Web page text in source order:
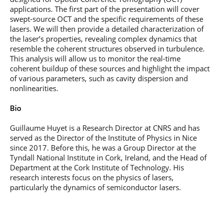
S’engager à Télécom
Numérique
responsable : nos
élèves impliqués
Parcours Numérique
Responsable
Enquête 1er emploi
Corps des Mines
Parcours Talents : un
Double Diplôme
donnant accès aux
Corps techniques de
l’État
Artificielle en
alternance
(admissions closes)
Expert
cybersécurité des
réseaux et des
systèmes
d’information
Intelligence
Intelligence
Artificielle
multimodale et
autonome
Je suis élève en
situation de
handicap, comment
faire ?
Vous êtes admis,
préparez votre
arrivée
Financement
Brochures &
contacts
Événements des
formations de
Mastère Spécialisé
professionnel
• Journaliste
• Diplômé
• Créateur d’entreprise
applications. The first part of the presentation will cover
swept-source OCT and the specific requirements of these
lasers. We will then provide a detailed characterization of
the laser’s properties, revealing complex dynamics that
resemble the coherent structures observed in turbulence.
This analysis will allow us to monitor the real-time
coherent buildup of these sources and highlight the impact
of various parameters, such as cavity dispersion and
nonlinearities.
Bio
Guillaume Huyet is a Research Director at CNRS and has
served as the Director of the Institute of Physics in Nice
since 2017. Before this, he was a Group Director at the
Tyndall National Institute in Cork, Ireland, and the Head of
Department at the Cork Institute of Technology. His
research interests focus on the physics of lasers,
particularly the dynamics of semiconductor lasers.